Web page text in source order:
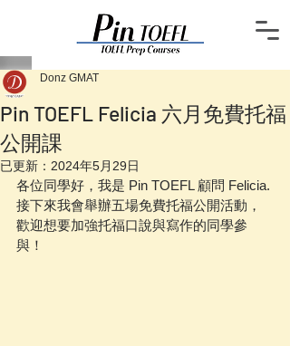
Pin TOEFL Felicia 六月免費托福
公開課
Donz GMAT
已更新： 2024年5月29日
各位同學好，我是 Pin TOEFL 顧問 Felicia.
接下來我會舉辦五場免費托福公開活動，
歡迎想要加強托福口說與寫作的同學參
與！